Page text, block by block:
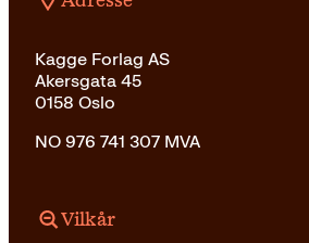
Kagge Forlag AS
Akersgata 45
0158 Oslo
NO 976 741 307 MVA
Vilkår